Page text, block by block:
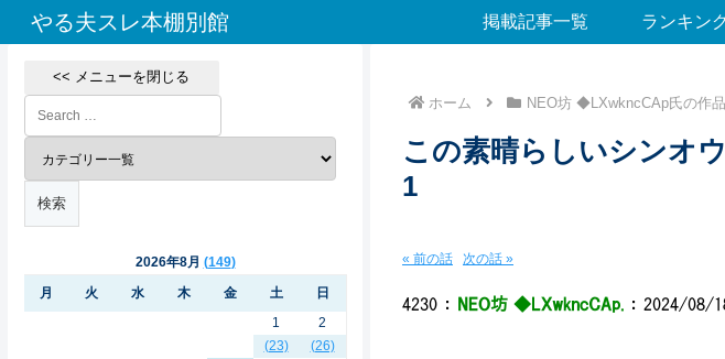
やる夫スレ本棚別館 掲載記事一覧 ランキン
ホーム NEO坊 ◆LXwkncCAp氏の作
この素晴らしいシンオ
1
« 前の話 次の話 »
4230 ： NEO坊 ◆LXwkncCAp. ： 2024/08/
<< メニューを閉じる
2026年8月
149
月
火 水 木 金 土
日
1
(23)
2
(26)